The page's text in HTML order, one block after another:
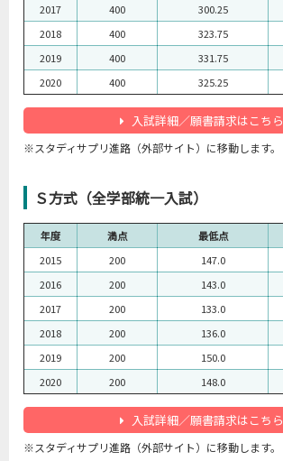
2017
400 300.25
2018
400 323.75
2019
400 331.75
2020
400 325.25
入試詳細／願書請求はこちら
※スタディサプリ進路（外部サイト）に移動します。
Ｓ方式（全学部統一入試）
年度 満点 最低点
2015
200 147.0
2016
200 143.0
2017
200 133.0
2018
200 136.0
2019
200 150.0
2020
200 148.0
入試詳細／願書請求はこちら
※スタディサプリ進路（外部サイト）に移動します。